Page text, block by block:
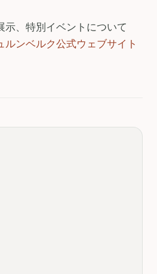
示、特別イベントについて
ルンベルク公式ウェブサイト